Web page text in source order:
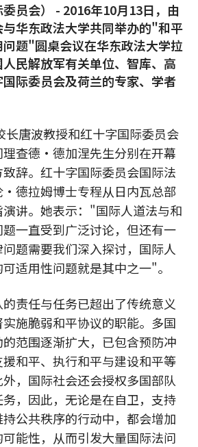
员会） - 2016年10月13日，由
华东政法大学共同举办的"和平
题"圆桌会议在华东政法大学拉
民解放军有关单位、智库、高
际委员会及荷兰的专家、学者
长唐波教授和红十字国际委员会
理查德·德加涅先生分别在开幕
辞。红十字国际委员会国际法
•德拉姆博士专程从日内瓦总部
讲。她表示："国际人道法与和
一直受到广泛讨论，但还有一
题需要我们深入探讨，国际人
适用性问题就是其中之一"。
责任与任务已超出了传统意义
实施脆弱和平协议的职能。多国
范围逐渐扩大，已包含预防冲
和平、执行和平与建设和平等
，国际社会还会授权多国部队
，因此，无论是在自卫，支持
公共秩序的行动中，都会增加
能性，从而引发大量国际法问